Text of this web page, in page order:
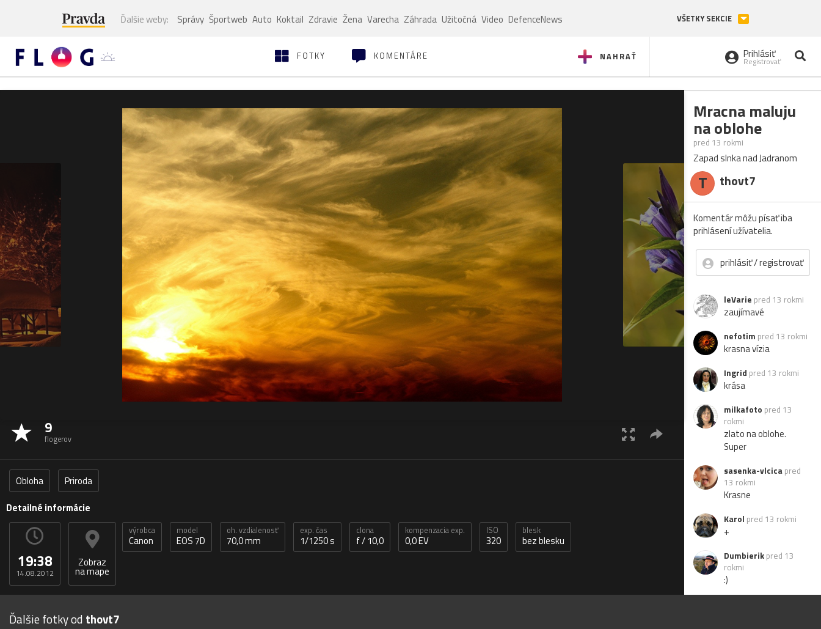
Ďalšie weby: Správy Športweb Auto Koktail Zdravie Žena Varecha Záhrada Užitočná Video DefenceNews VŠETKY SEKCIE
NAHRAŤ
FOTKY KOMENTÁRE Prihlásiť
Registrovať
9
flogerov
Obloha
Priroda
Detailné informácie
19:38
14.08.2012
Zobraz
na mape
výrobca
Canon
model
EOS 7D
oh. vzdialenosť
70,0 mm
exp. čas
1/1250 s
clona
f / 10,0
kompenzacia exp.
0,0 EV
ISO
320
blesk
bez blesku
Mracna maluju
na oblohe
pred 13 rokmi
Zapad slnka nad Jadranom
T thovt7
Komentár môžu písať iba
prihlásení užívatelia.
prihlásiť / registrovať
leVarie pred 13 rokmi
zaujímavé
nefotim pred 13 rokmi
krasna vízia
Ingrid pred 13 rokmi
krása
milkafoto pred 13
rokmi
zlato na oblohe.
Super
sasenka-vlcica pred
13 rokmi
Krasne
Karol pred 13 rokmi
+
Dumbierik pred 13
rokmi
:)
Ďalšie fotky od thovt7